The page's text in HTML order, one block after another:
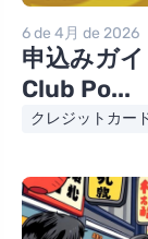
6 de 4月 de 2026
申込みガ
Club Po...
クレジットカー